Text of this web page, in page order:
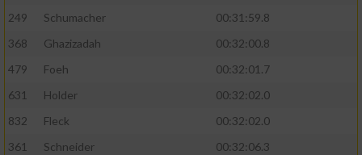
249
Schumacher
00:31:59.8
368
Ghazizadah
00:32:00.8
479
Foeh
00:32:01.7
631
Holder
00:32:02.0
832
Fleck
00:32:02.0
361
Schneider
00:32:06.3